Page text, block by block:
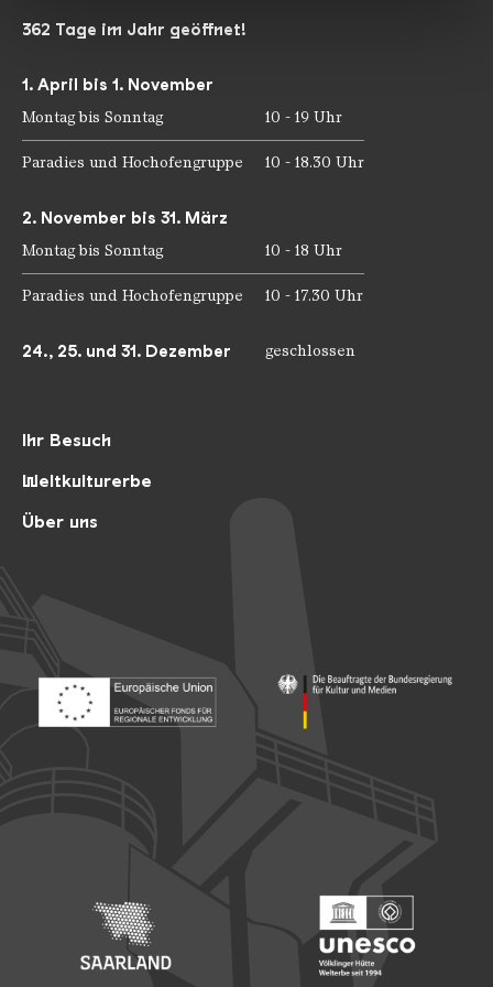
gesammelt haben.
Ihr Besuch
Weltkulturerbe
Über uns
362 Tage im Jahr geöffnet!
1. April bis 1. November
Montag bis Sonntag 10 - 19 Uhr
Paradies und Hochofengruppe 10 - 18.30 Uhr
2. November bis 31. März
Montag bis Sonntag 10 - 18 Uhr
Paradies und Hochofengruppe 10 - 17.30 Uhr
24., 25. und 31. Dezember geschlossen